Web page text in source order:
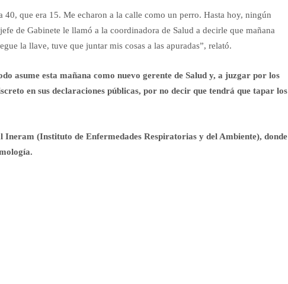
que era 15. Me echaron a la calle como un perro. Hasta hoy, ningún
de Gabinete le llamó a la coordinadora de Salud a decirle que mañana
la llave, tuve que juntar mis cosas a las apuradas”, relató.
asume esta mañana como nuevo gerente de Salud y, a juzgar por los
en sus declaraciones públicas, por no decir que tendrá que tapar los
(Instituto de Enfermedades Respiratorias y del Ambiente), donde